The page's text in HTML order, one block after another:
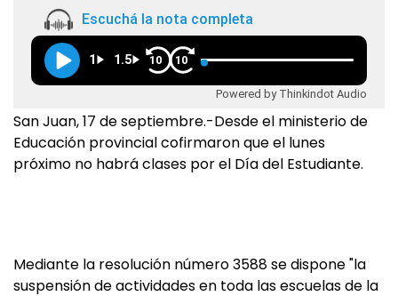
Escuchá la nota completa
1 1.5 10 10
Powered by Thinkindot Audio
San Juan, 17 de septiembre.-Desde el ministerio de
Educación provincial cofirmaron que el lunes
próximo no habrá clases por el Día del Estudiante.
Mediante la resolución número 3588 se dispone "la
suspensión de actividades en toda las escuelas de la